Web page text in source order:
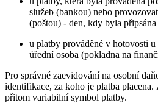
služeb (bankou) nebo
(poštou) - den, kdy byla připsána
u platby prováděné v hotovosti
úřední osoba (pokladna na
Pro správné zaevidování na osobní
identifikace, za koho je platba
přitom variabilní symbol platby.